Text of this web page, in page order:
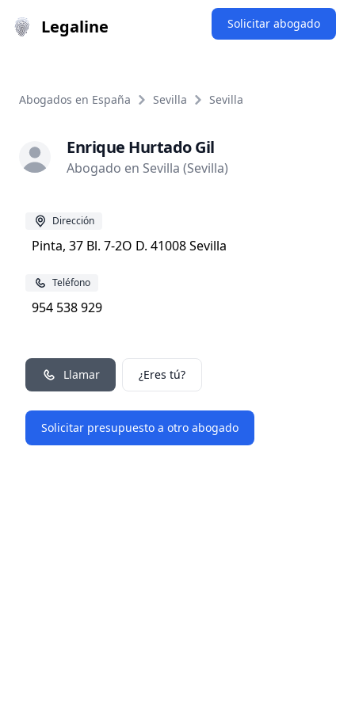
Legaline Solicitar abogado
Abogados en España Sevilla Sevilla
Enrique Hurtado Gil
Abogado en Sevilla (Sevilla)
Dirección
Pinta, 37 Bl. 7-2O D. 41008 Sevilla
Teléfono
954 538 929
Llamar ¿Eres tú?
Solicitar presupuesto a otro abogado